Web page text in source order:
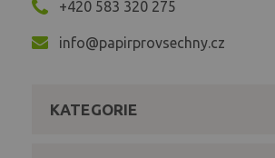
+420 583 320 275
info@papirprovsechny.cz
KATEGORIE